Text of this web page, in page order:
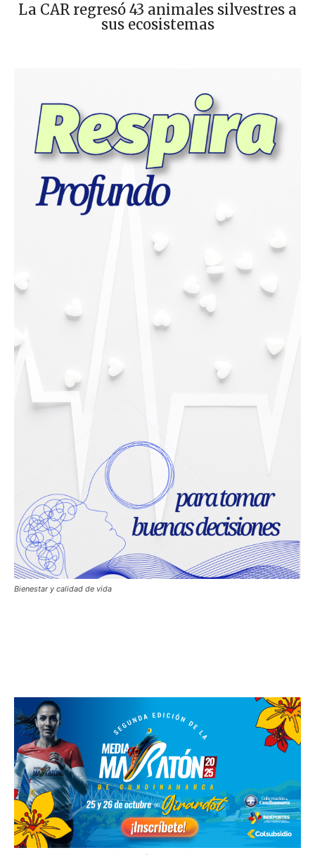
La CAR regresó 43 animales silvestres a
sus ecosistemas
Bienestar y calidad de vida